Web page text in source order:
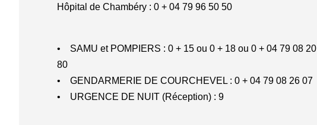
Hôpital de Chambéry : 0 + 04 79 96 50 50
• SAMU et POMPIERS : 0 + 15 ou 0 + 18 ou 0 + 04 79 08 20
80
• GENDARMERIE DE COURCHEVEL : 0 + 04 79 08 26 07
• URGENCE DE NUIT (Réception) : 9
CHAMBRES & SUITES